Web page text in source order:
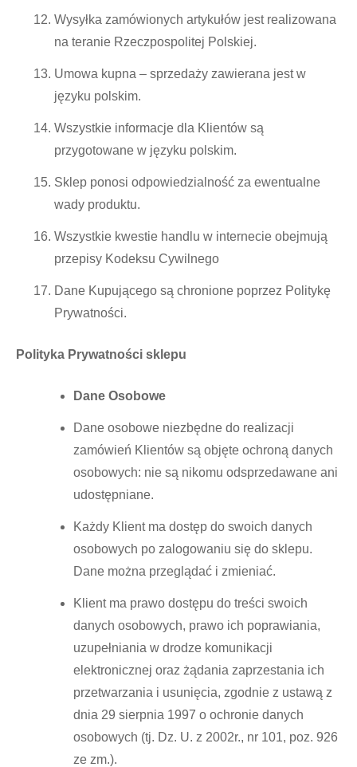
Wysyłka zamówionych artykułów jest realizowana
na teranie Rzeczpospolitej Polskiej.
Umowa kupna – sprzedaży zawierana jest w
języku polskim.
Wszystkie informacje dla Klientów są
przygotowane w języku polskim.
Sklep ponosi odpowiedzialność za ewentualne
wady produktu.
Wszystkie kwestie handlu w internecie obejmują
przepisy Kodeksu Cywilnego
Dane Kupującego są chronione poprzez Politykę
Prywatności.
Polityka Prywatności sklepu
Dane Osobowe
Dane osobowe niezbędne do realizacji
zamówień Klientów są objęte ochroną danych
osobowych: nie są nikomu odsprzedawane ani
udostępniane.
Każdy Klient ma dostęp do swoich danych
osobowych po zalogowaniu się do sklepu.
Dane można przeglądać i zmieniać.
Klient ma prawo dostępu do treści swoich
danych osobowych, prawo ich poprawiania,
uzupełniania w drodze komunikacji
elektronicznej oraz żądania zaprzestania ich
przetwarzania i usunięcia, zgodnie z ustawą z
dnia 29 sierpnia 1997 o ochronie danych
osobowych (tj. Dz. U. z 2002r., nr 101, poz. 926
ze zm.).